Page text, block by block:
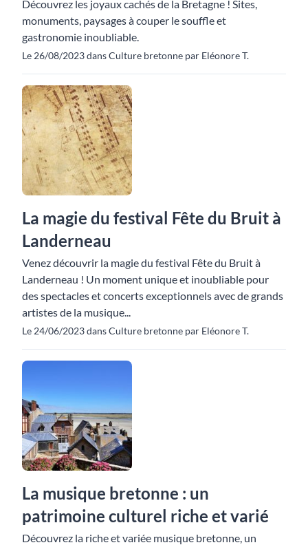
Découvrez les joyaux cachés de la Bretagne ! Sites,
monuments, paysages à couper le souffle et
gastronomie inoubliable.
Le 26/08/2023 dans Culture bretonne par Eléonore T.
La magie du festival Fête du Bruit à
Landerneau
Venez découvrir la magie du festival Fête du Bruit à
Landerneau ! Un moment unique et inoubliable pour
des spectacles et concerts exceptionnels avec de grands
artistes de la musique...
Le 24/06/2023 dans Culture bretonne par Eléonore T.
La musique bretonne : un
patrimoine culturel riche et varié
Découvrez la riche et variée musique bretonne, un